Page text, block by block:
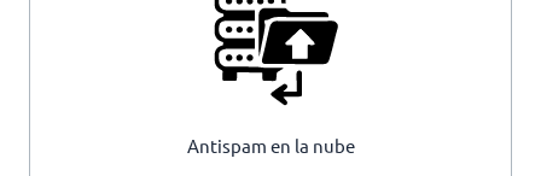
Antispam en la nube